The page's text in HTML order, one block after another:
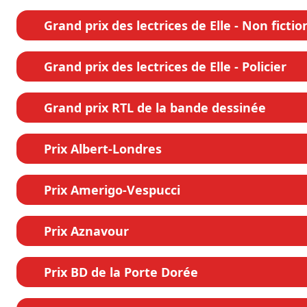
Grand prix des lectrices de Elle - Non
Grand prix des lectrices de Elle - Policier
Grand prix RTL de la bande dessinée
Prix Albert-Londres
Prix Amerigo-Vespucci
Prix Aznavour
Prix BD de la Porte Dorée